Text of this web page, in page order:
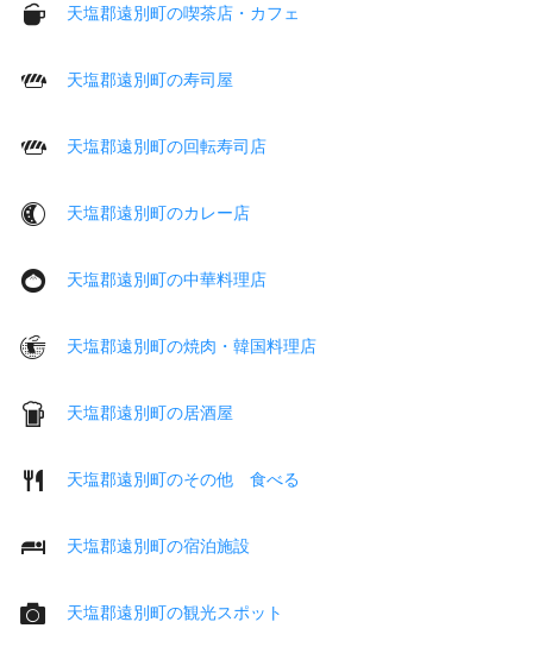
天塩郡遠別町の喫茶店・カフェ
天塩郡遠別町の寿司屋
天塩郡遠別町の回転寿司店
天塩郡遠別町のカレー店
天塩郡遠別町の中華料理店
天塩郡遠別町の焼肉・韓国料理店
天塩郡遠別町の居酒屋
天塩郡遠別町のその他 食べる
天塩郡遠別町の宿泊施設
天塩郡遠別町の観光スポット